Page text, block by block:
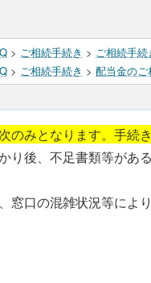
> ご相続手続き > ご相続手
> ご相続手続き > 配当金のご
のみとなります。手続
り後、不足書類等があ
窓口の混雑状況等によ